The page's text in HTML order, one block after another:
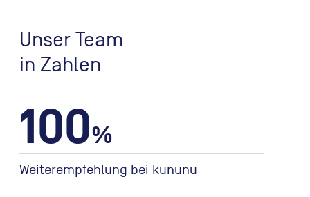
Unser Team
in Zahlen
100%
Weiterempfehlung bei kununu